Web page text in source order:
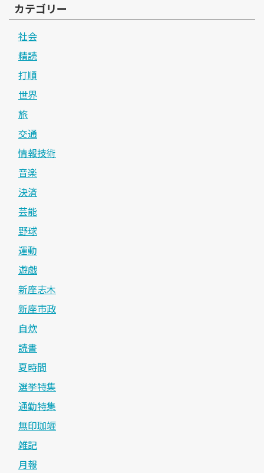
カテゴリー
社会
精読
打順
世界
旅
交通
情報技術
音楽
決済
芸能
野球
運動
遊戯
新座志木
新座市政
自炊
読書
夏時間
選挙特集
通勤特集
無印珈竰
雑記
月報